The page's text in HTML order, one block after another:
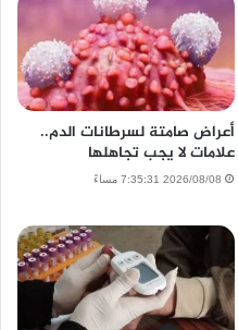
أعراض صامتة لسرطانات الدم..
علامات لا يجب تجاهلها
2026/08/08 7:35:31 مساءً